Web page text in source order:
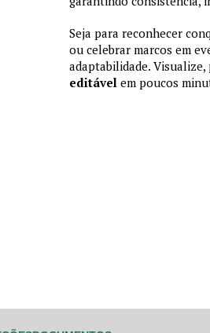
Seja para reconhecer
ou celebrar marcos em
adaptabilidade.
editável em poucos